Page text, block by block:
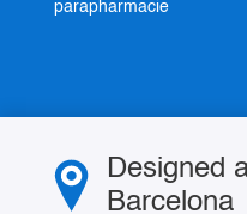
parapharmacie
Designed
Barcelona